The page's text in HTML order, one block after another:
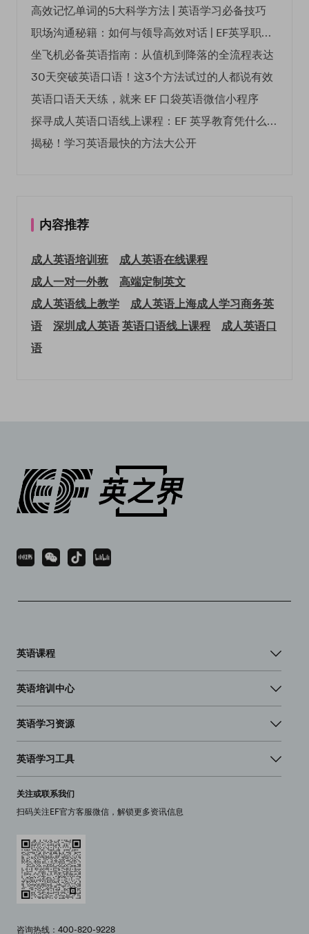
高效记忆单词的5大科学方法 | 英语学习必备技巧
职场沟通秘籍：如何与领导高效对话 | EF英孚职场指南
坐飞机必备英语指南：从值机到降落的全流程表达
30天突破英语口语！这3个方法试过的人都说有效
英语口语天天练，就来 EF 口袋英语微信小程序
探寻成人英语口语线上课程：EF 英孚教育凭什么领航
揭秘！学习英语最快的方法大公开
内容推荐
成人英语培训班
成人英语在线课程
成人一对一外教
高端定制英文
成人英语线上教学
成人英语上海成人学习商务英
语
深圳成人英语英语口语线上课程
成人英语口
语
英语课程
英语培训中心
英语学习资源
英语学习工具
关注或联系我们
扫码关注EF官方客服微信，解锁更多资讯信息
咨询热线：400-820-9228